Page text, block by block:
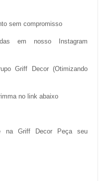
sem compromisso
em nosso Instagram
Griff Decor (Otimizando
no link abaixo
Griff Decor Peça seu